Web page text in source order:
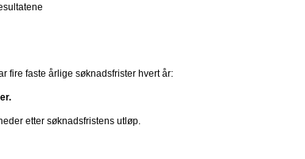
fire faste årlige søknadsfrister hvert år:
etter søknadsfristens utløp.